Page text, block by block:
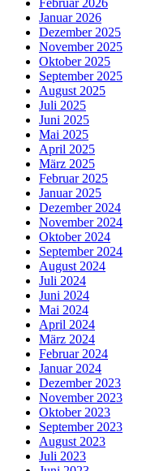
Januar 2026
Dezember 2025
November 2025
Oktober 2025
September 2025
August 2025
Juli 2025
Juni 2025
Mai 2025
April 2025
März 2025
Februar 2025
Januar 2025
Dezember 2024
November 2024
Oktober 2024
September 2024
August 2024
Juli 2024
Juni 2024
Mai 2024
April 2024
März 2024
Februar 2024
Januar 2024
Dezember 2023
November 2023
Oktober 2023
September 2023
August 2023
Juli 2023